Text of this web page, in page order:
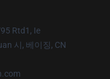
Rtd1, Ie
시, 베이징, CN